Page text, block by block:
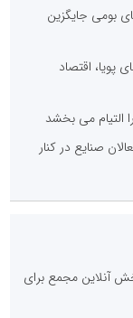
بومی جایگزین
پویا، اقتصاد
می بخشد
صنایع در کنار
بوته رأی؛ پخش آنلاین مجمع برای